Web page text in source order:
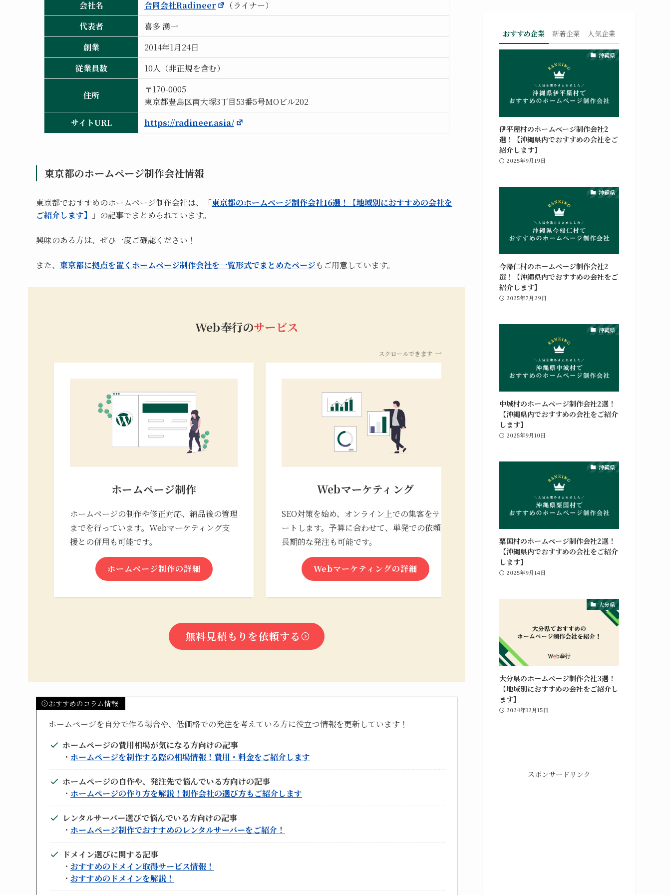
会社名 合同会社Radineer
（ライナー）
代表者
喜多 湧一
創業
2014年1月24日
従業員数
10人（非正規を含む）
住所
〒170-0005
東京都豊島区南大塚3丁目53番5号MOビル202
サイトURL
https://radineer.asia/
東京都のホームページ制作会社情報
東京都でおすすめのホームページ制作会社は、「東京都のホームページ制作会社16選！【地域別におすすめの会社を
ご紹介します】
」の記事でまとめられています。
興味のある方は、ぜひ一度ご確認ください！
また、 東京都に拠点を置くホームページ制作会社を一覧形式でまとめたページもご用意しています。
Web奉行のサービス
スクロールできます
ホームページ制作
ホームページの制作や修正対応、納品後の管理
までを行っています。Webマーケティング支
援との併用も可能です。
ホームページ制作の詳細
Webマーケティング
SEO対策を始め、オンライン上での集客をサポ
ートします。予算に合わせて、単発での依頼や
長期的な発注も可能です。
Webマーケティングの詳細
グラフィックデザイン
ホームページの制作や修正対応、納品後の管理
までを行っています。Webマーケティング支
援との併用も可能です。
グラフィックデザインの詳細
無料見積もりを依頼する
おすすめのコラム情報
ホームページを自分で作る場合や、低価格での発注を考えている方に役立つ情報を更新しています！
ホームページの費用相場が気になる方向けの記事
・ ホームページを制作する際の相場情報！費用・料金をご紹介します
ホームページの自作や、発注先で悩んでいる方向けの記事
・ ホームページの作り方を解説！制作会社の選び方もご紹介します
レンタルサーバー選びで悩んでいる方向けの記事
・ ホームページ制作でおすすめのレンタルサーバーをご紹介！
ドメイン選びに関する記事
・ おすすめのドメイン取得サービス情報！
・ おすすめのドメインを解説！
おすすめ企業 新着企業 人気企業
沖縄県
伊平屋村のホームページ制作会社2
選！【沖縄県内でおすすめの会社をご
紹介します】
2025年9月19日
沖縄県
今帰仁村のホームページ制作会社2
選！【沖縄県内でおすすめの会社をご
紹介します】
2025年7月29日
沖縄県
中城村のホームページ制作会社2選！
【沖縄県内でおすすめの会社をご紹介
します】
2025年9月10日
沖縄県
粟国村のホームページ制作会社2選！
【沖縄県内でおすすめの会社をご紹介
します】
2025年9月14日
大分県
大分県のホームページ制作会社3選！
【地域別におすすめの会社をご紹介し
ます】
2024年12月15日
スポンサードリンク